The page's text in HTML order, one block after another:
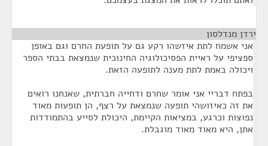
ירדן מנדלסון
אני אשמח לתת איזשהו רקע גם על תופעת החרם וגם באופן
ספציפי על ראיית הפסיכולוגיה החינוכית שנמצאת בבתי הספר
ויכולה באמת לתת מענה לתופעה הזאת.
בפתח דבריי אני אומר שחרם ודחייה חברתית, שאנחנו רואים
את זה כאיזושהי תופעה שנמצאת על רצף, הן תופעות מאוד
נפוצות וכרגע, במציאות הקיימת, היכולת לסייע בהתמודדות
אתן, היא מאוד מאוד מוגבלת.